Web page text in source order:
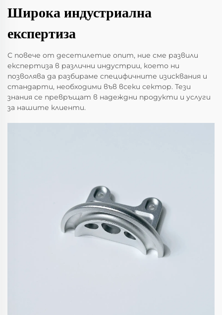
Широка индустриална
експертиза
С повече от десетилетие опит, ние сме развили
експертиза в различни индустрии, което ни
позволява да разбираме специфичните изисквания и
стандарти, необходими във всеки сектор. Тези
знания се превръщат в надеждни продукти и услуги
за нашите клиенти.